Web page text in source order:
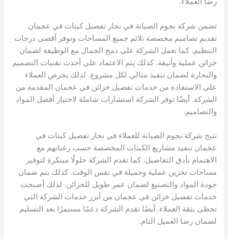
تضمن شركة نجوم الصيانة في نجار تفصيل كبتات في عجمان
تقديم تصاميم مخصصة تلائم جميع المساحات وتوفر أقصى درجات
التنظيم. كما تعمل الشركة على دمج الجمال مع الوظيفة لضمان
خزائن عملية وأنيقة. كذلك يتم الاعتماد على أحدث تقنيات التصميم
والنجارة لضمان تنفيذ مثالي لكل مشروع. لذلك يحرص العملاء
على الاستفادة من خدمات تفصيل خزائن في عجمان المقدمة من
الشركة. أيضًا توفر الشركة استشارات شاملة لاختيار أفضل المواد
والتصاميم.
تتيح شركة نجوم الصيانة للعملاء في نجار تفصيل كبتات في
عجمان تنفيذ مشاريع الكبتات المخصصة حسب رغباتهم مع
الاهتمام بأدق التفاصيل. كما تقدم الشركة حلولًا مبتكرة لتوفير
مساحات تخزين عملية وجميلة في نفس الوقت. كذلك يتم ضمان
جودة المواد والتصنيع لضمان عمر طويل للخزائن. لذلك أصبحت
خدمات تفصيل خزائن في عجمان من أبرز خدمات الشركة التي
تحظى بثقة العملاء. أيضًا تقدم الشركة دعمًا مستمرًا بعد التسليم
لضمان رضا العميل التام.